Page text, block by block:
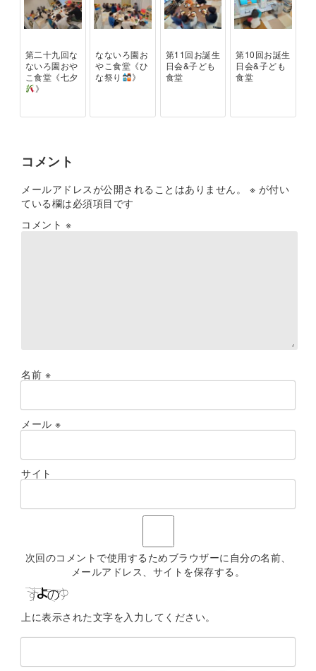
第二十九回な
ないろ園おや
こ食堂《七夕
》
なないろ園お
やこ食堂《ひ
な祭り
》
第11回お誕生
日会&子ども
食堂
第10回お誕生
日会&子ども
食堂
コメント
メールアドレスが公開されることはありません。 ※ が付い
ている欄は必須項目です
コメント ※
名前 ※
メール ※
サイト
次回のコメントで使用するためブラウザーに自分の名前、
メールアドレス、サイトを保存する。
上に表示された文字を入力してください。